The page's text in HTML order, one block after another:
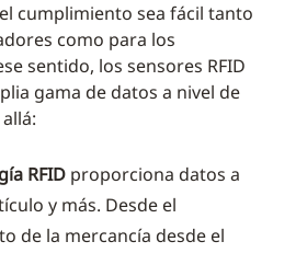
cumplimiento sea fácil tanto
como para los
sentido, los sensores RFID
gama de datos a nivel de
RFID proporciona datos a
y más. Desde el
de la mercancía desde el